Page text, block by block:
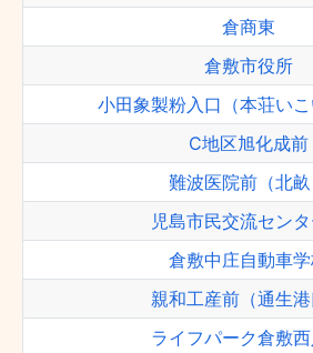
倉商東
倉敷市役所
小田象製粉入口（本荘いこ
C地区旭化成前
難波医院前（北畝
児島市民交流セン
倉敷中庄自動車
親和工産前（通生港
ライフパーク倉敷